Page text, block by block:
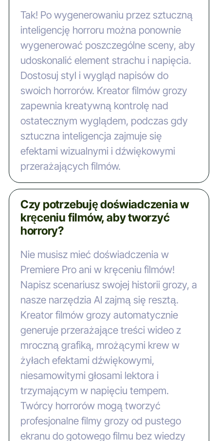
Tak! Po wygenerowaniu przez sztuczną
inteligencję horroru można ponownie
wygenerować poszczególne sceny, aby
udoskonalić element strachu i napięcia.
Dostosuj styl i wygląd napisów do
swoich horrorów. Kreator filmów grozy
zapewnia kreatywną kontrolę nad
ostatecznym wyglądem, podczas gdy
sztuczna inteligencja zajmuje się
efektami wizualnymi i dźwiękowymi
przerażających filmów.
Czy potrzebuję doświadczenia w
kręceniu filmów, aby tworzyć
horrory?
Nie musisz mieć doświadczenia w
Premiere Pro ani w kręceniu filmów!
Napisz scenariusz swojej historii grozy, a
nasze narzędzia AI zajmą się resztą.
Kreator filmów grozy automatycznie
generuje przerażające treści wideo z
mroczną grafiką, mrożącymi krew w
żyłach efektami dźwiękowymi,
niesamowitymi głosami lektora i
trzymającym w napięciu tempem.
Twórcy horrorów mogą tworzyć
profesjonalne filmy grozy od pustego
ekranu do gotowego filmu bez wiedzy